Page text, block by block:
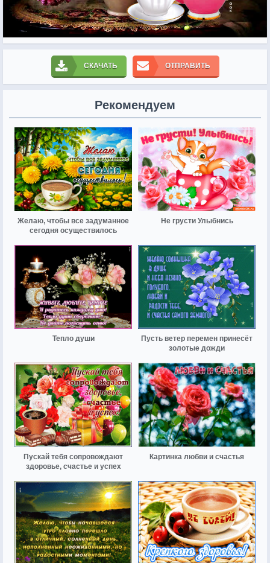
СКАЧАТЬ ОТПРАВИТЬ
Рекомендуем
Желаю, чтобы все задуманное
сегодня осуществилось
Не грусти Улыбнись
Тепло души
Пусть ветер перемен принесёт
золотые дожди
Пускай тебя сопровождают
здоровье, счастье и успех
Картинка любви и счастья